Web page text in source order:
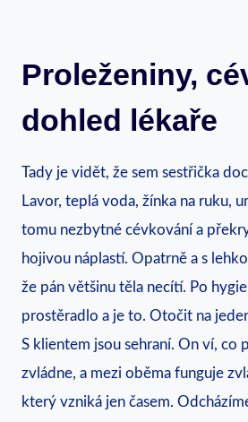
Proleženiny,
dohled lékaře
Tady je vidět, že sem sestřička
Lavor, teplá voda, žínka na ruku,
tomu nezbytné cévkování a
hojivou náplastí. Opatrně a s
že pán většinu těla necítí. Po
prostěradlo a je to. Otočit na
S klientem jsou sehraní. On ví, co
zvládne, a mezi oběma funguje
který vzniká jen časem.